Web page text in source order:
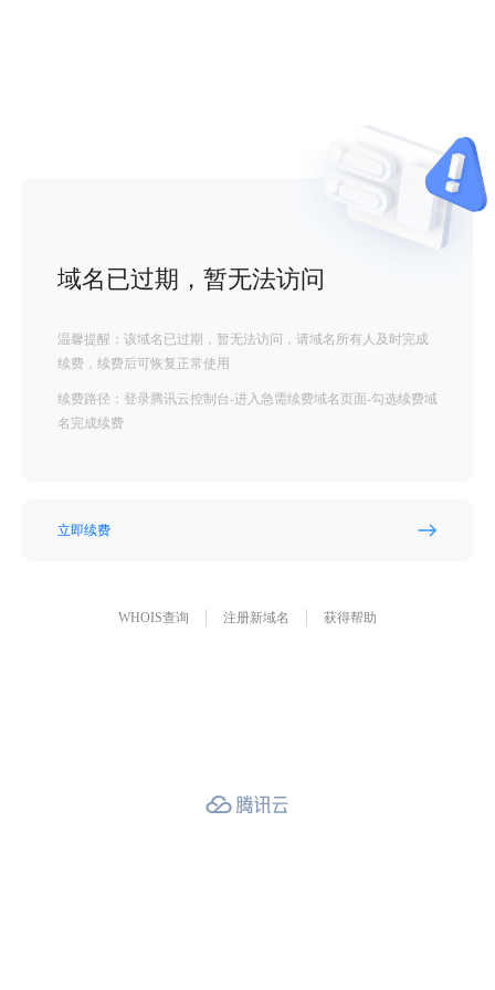
域名已过期，暂无法访问
温馨提醒：该域名已过期，暂无法访问，请域名所有人及时完成
续费，续费后可恢复正常使用
续费路径：登录腾讯云控制台-进入急需续费域名页面-勾选续费域
名完成续费
立即续费
WHOIS查询 注册新域名 获得帮助